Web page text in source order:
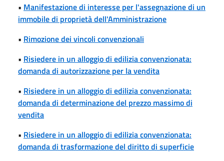
• Manifestazione di interesse per l'assegnazione di un
immobile di proprietà dell'Amministrazione
• Rimozione dei vincoli convenzionali
• Risiedere in un alloggio di edilizia convenzionata:
domanda di autorizzazione per la vendita
• Risiedere in un alloggio di edilizia convenzionata:
domanda di determinazione del prezzo massimo di
vendita
• Risiedere in un alloggio di edilizia convenzionata:
domanda di trasformazione del diritto di superficie